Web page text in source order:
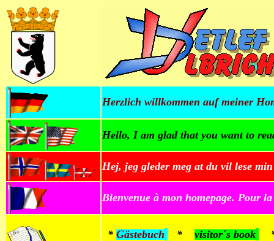
Herzlich willkommen auf meiner
Hello, I am glad that you want to
Hej, jeg gleder meg at du vil lese
Bienvenue à mon homepage. Pour
* Gästebuch * visitor´s book